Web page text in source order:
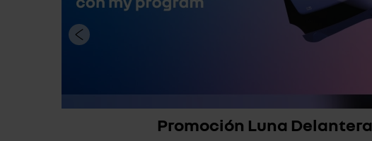
Promoción Luna Delantera